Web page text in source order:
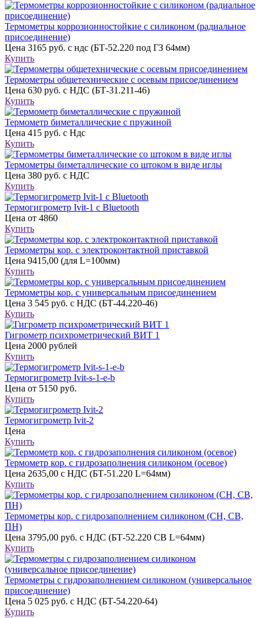
Термометры коррозионностойкие с силиконом (радиальное
присоединение)
Цена 3165 руб. с ндс (БТ-52.220 под ГЗ 64мм)
Купить
Термометры общетехнические с осевым присоединением
Цена 630 руб. с НДС (БТ-31.211-46)
Купить
Термометр биметаллические с пружиной
Цена 415 руб. с Ндс
Купить
Термометры биметаллические со штоком в виде иглы
Цена 380 руб. с НДС
Купить
Термогигрометр Ivit-1 c Bluetooth
Цена от 4860
Купить
Термометры кор. с электроконтактной приставкой
Цена 9415,00 (для L=100мм)
Купить
Термометры кор. с универсальным присоединением
Цена 3 545 руб. с НДС (БТ-44.220-46)
Купить
Гигрометр психрометрический ВИТ 1
Цена 2000 рублей
Купить
Термогигрометр Ivit-s-1-e-b
Цена от 5150 руб.
Купить
Термогигрометр Ivit-2
Цена
Купить
Термометр кор. с гидрозаполнения силиконом (осевое)
Цена 2635,00 с НДС (БТ-51.220 L=64мм)
Купить
Термометры кор. с гидрозаполнением силиконом (CH, CB,
ПН)
Цена 3795,00 руб. с НДС (БТ-52.220 СВ L=64мм)
Купить
Термометры с гидрозаполнением силиконом (универсальное
присоединение)
Цена 5 025 руб. с НДС (БТ-54.220-64)
Купить